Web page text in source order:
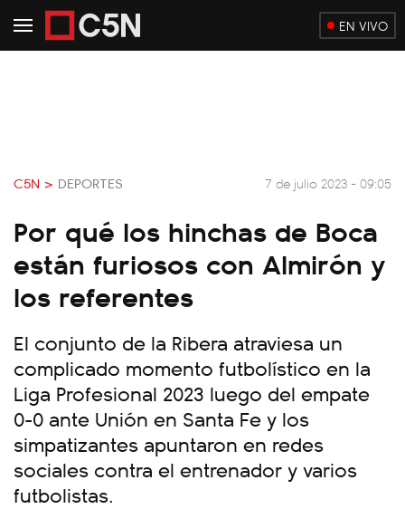
EN VIVO
C5N > DEPORTES 7 de julio 2023 - 09:05
Por qué los hinchas de Boca
están furiosos con Almirón y
los referentes
El conjunto de la Ribera atraviesa un
complicado momento futbolístico en la
Liga Profesional 2023 luego del empate
0-0 ante Unión en Santa Fe y los
simpatizantes apuntaron en redes
sociales contra el entrenador y varios
futbolistas.